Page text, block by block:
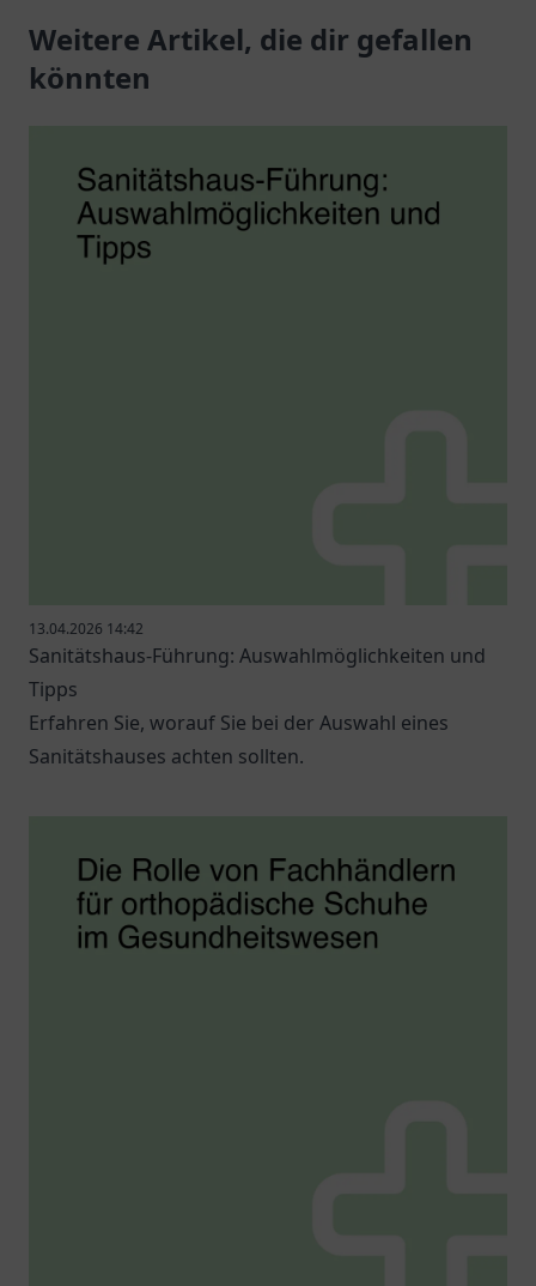
Beratung für Ihr
Wohlbefinden.
Gesundheitsberatung
und ein breites Angebot
Weitere Artikel, die dir gefallen
könnten
13.04.2026 14:42
Sanitätshaus-Führung: Auswahlmöglichkeiten und
Tipps
Erfahren Sie, worauf Sie bei der Auswahl eines
Sanitätshauses achten sollten.